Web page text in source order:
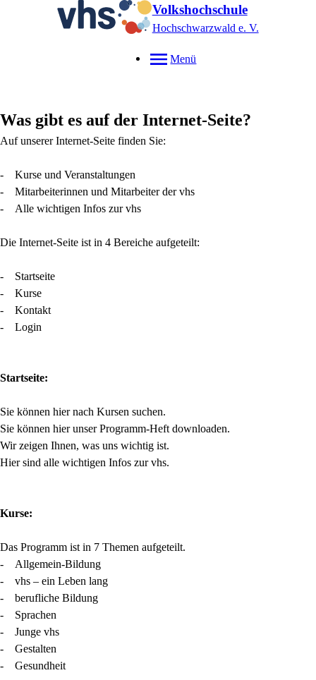
Volkshochschule
Hochschwarzwald e. V.
Menü
Was gibt es auf der Internet-Seite?
Auf unserer Internet-Seite finden Sie:
- Kurse und Veranstaltungen
- Mitarbeiterinnen und Mitarbeiter der vhs
- Alle wichtigen Infos zur vhs
Die Internet-Seite ist in 4 Bereiche aufgeteilt:
- Startseite
- Kurse
- Kontakt
- Login
Startseite:
Sie können hier nach Kursen suchen.
Sie können hier unser Programm-Heft downloaden.
Wir zeigen Ihnen, was uns wichtig ist.
Hier sind alle wichtigen Infos zur vhs.
Kurse:
Das Programm ist in 7 Themen aufgeteilt.
- Allgemein-Bildung
- vhs – ein Leben lang
- berufliche Bildung
- Sprachen
- Junge vhs
- Gestalten
- Gesundheit